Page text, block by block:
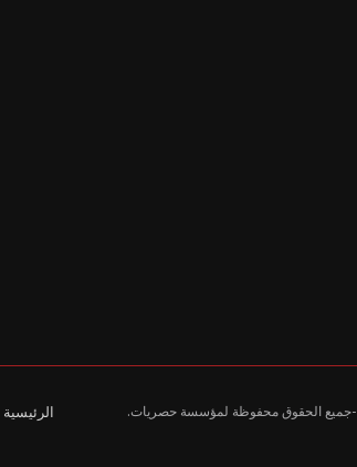
الرئيسية -جميع الحقوق محفوظة لمؤسسة حصريات.